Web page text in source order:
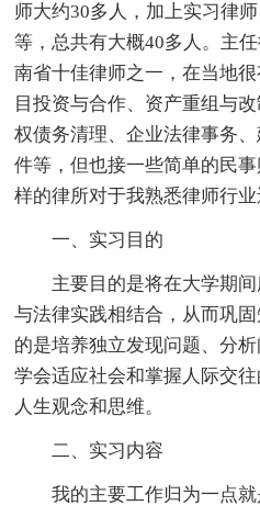
师大约30多人，加上实习律
等，总共有大概40多人。主
南省十佳律师之一，在当地
目投资与合作、资产重组与
权债务清理、企业法律事务
件等，但也接一些简单的民
样的律所对于我熟悉律师行业
一、实习目的
主要目的是将在大学期
与法律实践相结合，从而巩
的是培养独立发现问题、分
学会适应社会和掌握人际交
人生观念和思维。
二、实习内容
我的主要工作归为一点